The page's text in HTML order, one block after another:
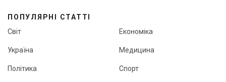
ПОПУЛЯРНІ СТАТТІ
Світ
Україна
Політика
Економіка
Медицина
Спорт